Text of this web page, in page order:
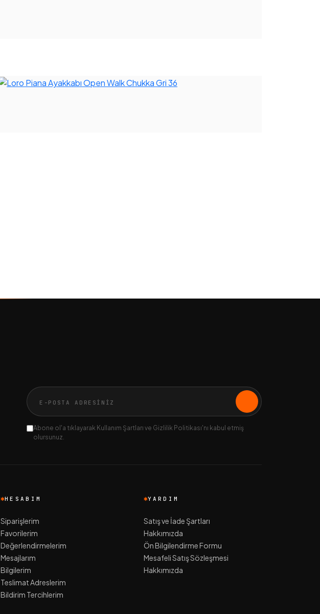
Abone ol'a tıklayarak Kullanım Şartları ve Gizlilik Politikası'nı kabul etmiş
olursunuz.
HESABIM
Siparişlerim
Favorilerim
Değerlendirmelerim
Mesajlarım
Bilgilerim
Teslimat Adreslerim
Bildirim Tercihlerim
YARDIM
Satış ve İade Şartları
Hakkımızda
Ön Bilgilendirme Formu
Mesafeli Satış Sözleşmesi
Hakkımızda